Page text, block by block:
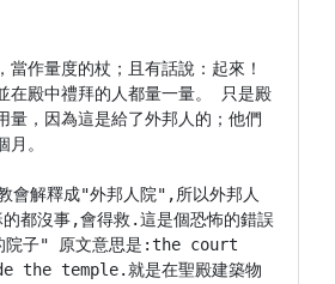
當作量度的杖；且有話說：起來！
在殿中禮拜的人都量一量。 只是殿
量，因為這是給了外邦人的；他們
。
會解釋成"外邦人院",所以外邦人
都沒事,會得救.這是個恐怖的錯誤
院子" 原文意思是:the court
temple.就是在聖殿建築物